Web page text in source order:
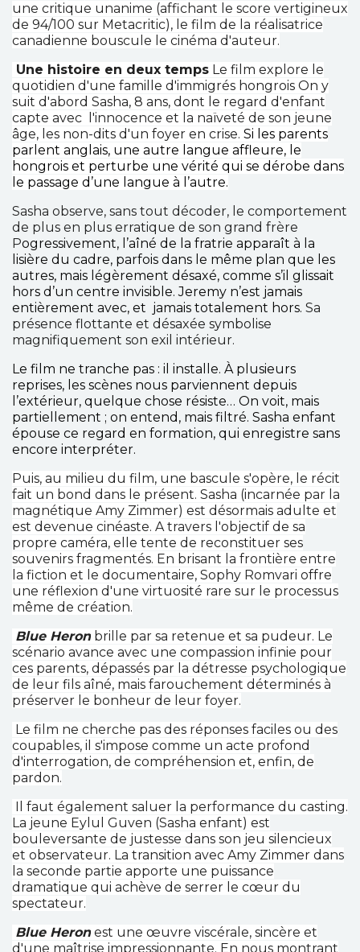
une critique unanime (affichant le score vertigineux
de 94/100 sur Metacritic), le film de la réalisatrice
canadienne bouscule le cinéma d'auteur.
Une histoire en deux temps Le film explore le
quotidien d'une famille d'immigrés hongrois On y
suit d'abord Sasha, 8 ans, dont le regard d'enfant
capte avec l'innocence et la naïveté de son jeune
âge, les non-dits d'un foyer en crise. Si les parents
parlent anglais, une autre langue affleure, le
hongrois et perturbe une vérité qui se dérobe dans
le passage d’une langue à l’autre.
Sasha observe, sans tout décoder, le comportement
de plus en plus erratique de son grand frère
Pogressivement, l’aîné de la fratrie apparaît à la
lisière du cadre, parfois dans le même plan que les
autres, mais légèrement désaxé, comme s’il glissait
hors d’un centre invisible. Jeremy n’est jamais
entièrement avec, et jamais totalement hors. Sa
présence flottante et désaxée symbolise
magnifiquement son exil intérieur.
Le film ne tranche pas : il installe. À plusieurs
reprises, les scènes nous parviennent depuis
l’extérieur, quelque chose résiste… On voit, mais
partiellement ; on entend, mais filtré. Sasha enfant
épouse ce regard en formation, qui enregistre sans
encore interpréter.
Puis, au milieu du film, une bascule s'opère, le récit
fait un bond dans le présent. Sasha (incarnée par la
magnétique Amy Zimmer) est désormais adulte et
est devenue cinéaste. A travers l'objectif de sa
propre caméra, elle tente de reconstituer ses
souvenirs fragmentés. En brisant la frontière entre
la fiction et le documentaire, Sophy Romvari offre
une réflexion d'une virtuosité rare sur le processus
même de création.
Blue Heron brille par sa retenue et sa pudeur. Le
scénario avance avec une compassion infinie pour
ces parents, dépassés par la détresse psychologique
de leur fils aîné, mais farouchement déterminés à
préserver le bonheur de leur foyer.
Le film ne cherche pas des réponses faciles ou des
coupables, il s'impose comme un acte profond
d'interrogation, de compréhension et, enfin, de
pardon.
Il faut également saluer la performance du casting.
La jeune Eylul Guven (Sasha enfant) est
bouleversante de justesse dans son jeu silencieux
et observateur. La transition avec Amy Zimmer dans
la seconde partie apporte une puissance
dramatique qui achève de serrer le cœur du
spectateur.
Blue Heron est une œuvre viscérale, sincère et
d'une maîtrise impressionnante. En nous montrant